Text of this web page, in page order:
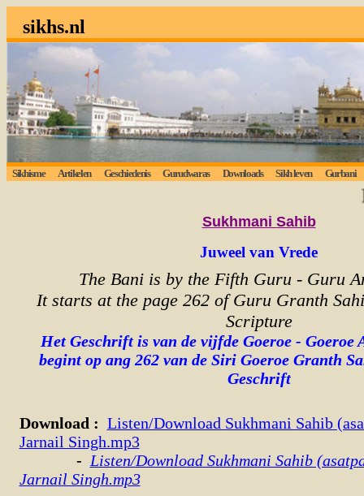
sikhs.nl
Sikhisme Artikelen Geschiedenis Gurudwaras Downloads Sikh leven Gurbani
Sukhmani Sahib
Juweel van Vrede
The Bani is by the Fifth Guru - Guru
It starts at the page 262 of Guru Granth
Scripture
Het Geschrift is van de vijfde Goeroe - Goeroe
begint op ang 262 van de Siri Goeroe Granth
Geschrift
Download : Listen/Download Sukhmani Sahib
Jarnail Singh.mp3
- Listen/Download Sukhmani Sahib
Jarnail Singh.mp3